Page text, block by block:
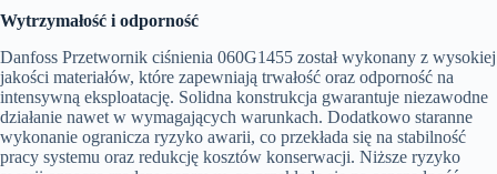
Wytrzymałość i odporność
Danfoss Przetwornik ciśnienia 060G1455 został wykonany z wysokiej
jakości materiałów, które zapewniają trwałość oraz odporność na
intensywną eksploatację. Solidna konstrukcja gwarantuje niezawodne
działanie nawet w wymagających warunkach. Dodatkowo staranne
wykonanie ogranicza ryzyko awarii, co przekłada się na stabilność
pracy systemu oraz redukcję kosztów konserwacji. Niższe ryzyko